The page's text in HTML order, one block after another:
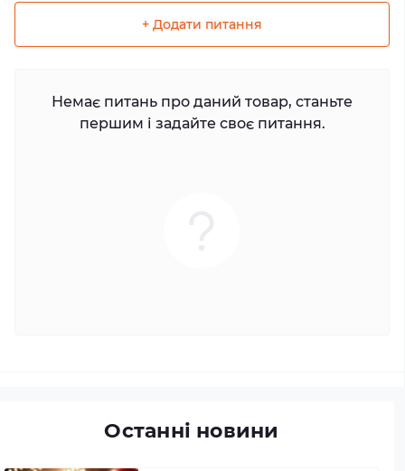
+ Додати питання
Немає питань про даний товар, станьте
першим і задайте своє питання.
Останні новини